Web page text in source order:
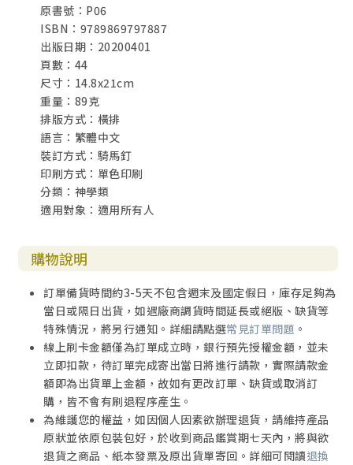
原書號：P06
ISBN：9789869797887
出版日期：20200401
頁數：44
尺寸：14.8x21cm
重量：89克
排版方式：橫排
語言：繁體中文
裝訂方式：騎馬釘
印刷方式：單色印刷
分類：神學類
適用對象：適用所有人
購物說明
訂單備貨時間約3-5天不包含週末及國定假日，庫存足夠為
當日或隔日出貨，如遇廠商調貨時間延長或絕版、缺貨等
特殊情況，將另行通知。詳細請點選常見訂單問題 。
線上刷卡金額僅為訂單成立時，銀行預先授權金額，並未
立即扣款，待訂單完成寄出當日將進行請款，實際請款金
額即為出貨單上金額，故如有更改訂單、缺貨或取消訂
購，皆不會有刷退程序產生。
為維護您的權益，如因個人因素欲辦理退貨，請維持產品
原狀並依原包裝包好，於收到商品鑑賞期七天內，將與欲
退貨之商品、紙本發票及原出貨單寄回。詳細可閱讀退換